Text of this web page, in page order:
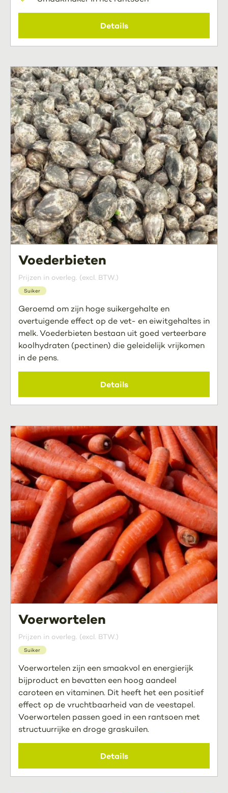
Details
Voederbieten
Prijzen in overleg. (excl. BTW.)
Suiker
Geroemd om zijn hoge suikergehalte en
overtuigende effect op de vet- en eiwitgehaltes in
melk. Voederbieten bestaan uit goed verteerbare
koolhydraten (pectinen) die geleidelijk vrijkomen
in de pens.
Details
Voerwortelen
Prijzen in overleg. (excl. BTW.)
Suiker
Voerwortelen zijn een smaakvol en energierijk
bijproduct en bevatten een hoog aandeel
caroteen en vitaminen. Dit heeft het een positief
effect op de vruchtbaarheid van de veestapel.
Voerwortelen passen goed in een rantsoen met
structuurrijke en droge graskuilen.
Details